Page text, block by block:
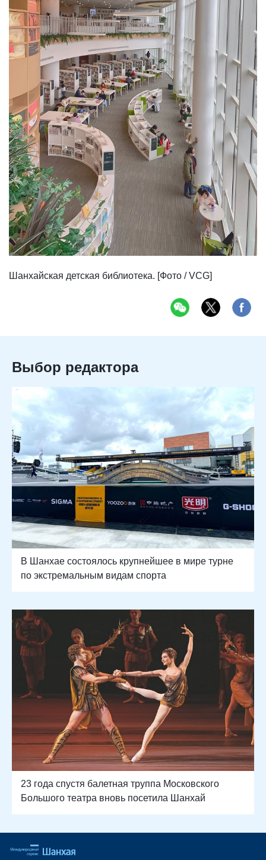
Шанхайская детская библиотека. [Фото / VCG]
Выбор редактора
В Шанхае состоялось крупнейшее в мире турне
по экстремальным видам спорта
23 года спустя балетная труппа Московского
Большого театра вновь посетила Шанхай